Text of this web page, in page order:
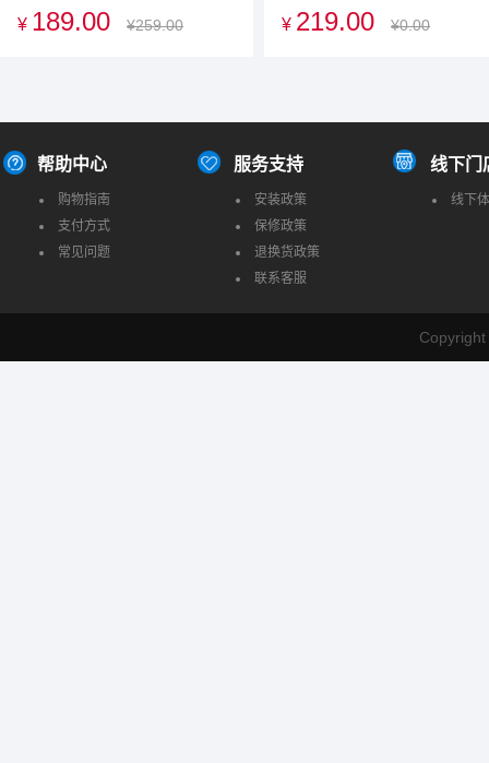
¥ 189.00 ¥259.00 ¥ 219.00 ¥0.00
帮助中心
购物指南
支付方式
常见问题
服务支持
安装政策
保修政策
退换货政策
联系客服
线下门
线下